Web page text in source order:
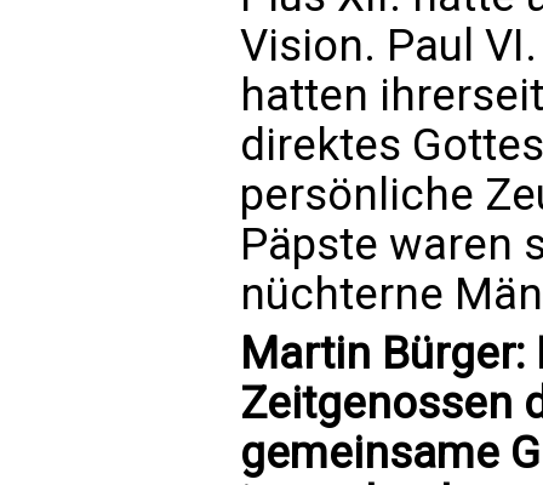
Vision. Paul
hatten
direktes
persönliche
Päpste waren
nüchterne
Martin Bürger:
Zeitgenossen
gemeinsame